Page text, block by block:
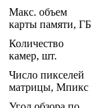
Макс. объем
карты памяти, ГБ
Количество
камер, шт.
Число пикселей
матрицы, Мпикс